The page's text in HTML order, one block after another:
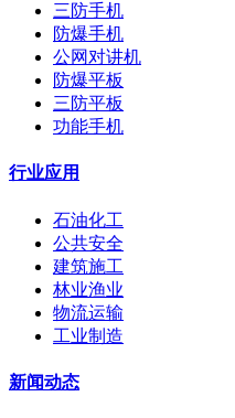
三防手机
防爆手机
公网对讲机
防爆平板
三防平板
功能手机
行业应用
石油化工
公共安全
建筑施工
林业渔业
物流运输
工业制造
新闻动态